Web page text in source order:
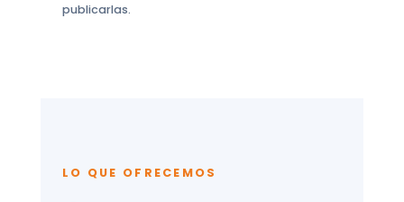
publicarlas.
LO QUE OFRECEMOS